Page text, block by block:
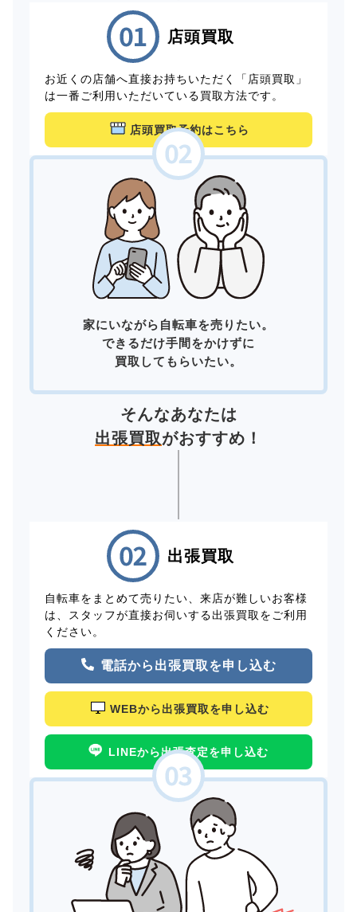
店頭買取
お近くの店舗へ直接お持ちいただく「店頭買取」
は一番ご利用いただいている買取方法です。
店頭買取予約はこちら
家にいながら自転車を売りたい。
できるだけ手間をかけずに
買取してもらいたい。
そんなあなたは
出張買取がおすすめ！
出張買取
自転車をまとめて売りたい、来店が難しいお客様
は、スタッフが直接お伺いする出張買取をご利用
ください。
電話から出張買取を申し込む
WEBから出張買取を申し込む
LINEから出張査定を申し込む